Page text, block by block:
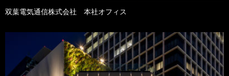
双葉電気通信株式会社 本社オフィス